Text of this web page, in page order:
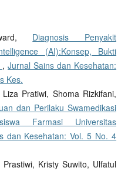
Diagnosis Penyakit
(AI):Konsep, Bukti
,Jurnal Sains dan Kesehatan:
Kes.
Pratiwi, Shoma Rizkifani,
dan Perilaku Swamedikasi
Farmasi Universitas
dan Kesehatan: Vol. 5 No. 4
Kristy Suwito, Ulfatul